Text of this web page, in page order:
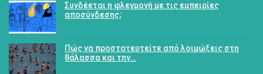
Συνδέεται η φλεγμονή με τις εμπειρίες
αποσύνδεσης;
Πώς να προστατευτείτε από λοιμώξεις στη
θάλασσα και την…